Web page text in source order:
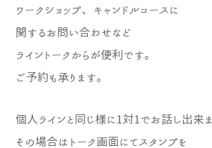
ワークショップ、キャンドルコースに
関するお問い合わせなど
ライントークからが便利です。
ご予約も承ります。
個人ラインと同じ様に1対1でお話し出来ま
その場合はトーク画面にてスタンプを